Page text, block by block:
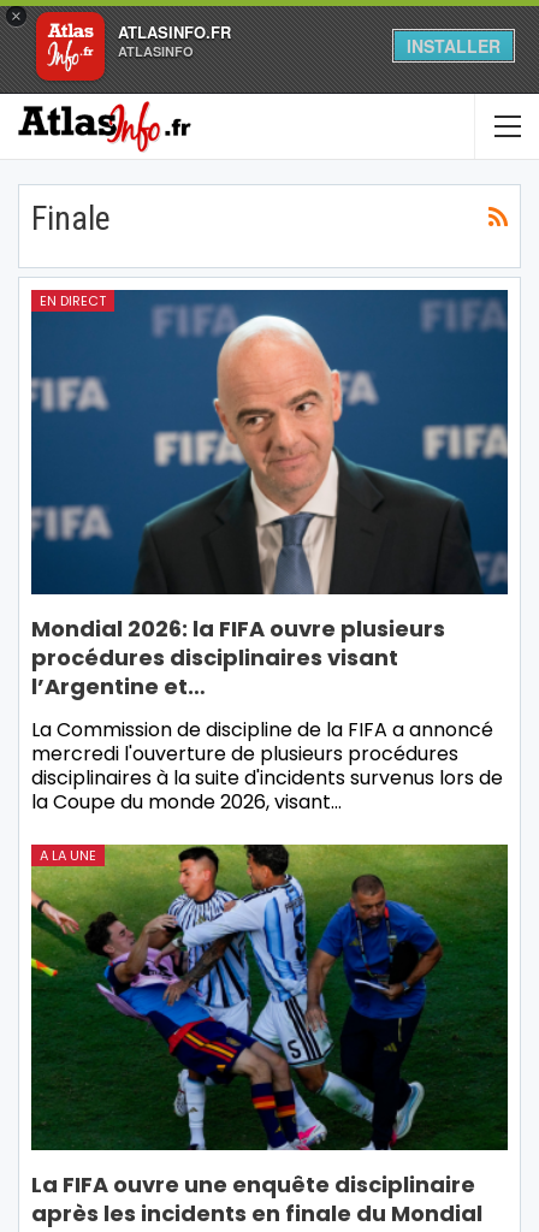
×
ATLASINFO.FR
ATLASINFO INSTALLER
Finale
EN DIRECT
Mondial 2026: la FIFA ouvre plusieurs
procédures disciplinaires visant
l’Argentine et…
La Commission de discipline de la FIFA a annoncé
mercredi l'ouverture de plusieurs procédures
disciplinaires à la suite d'incidents survenus lors de
la Coupe du monde 2026, visant…
A LA UNE
La FIFA ouvre une enquête disciplinaire
après les incidents en finale du Mondial